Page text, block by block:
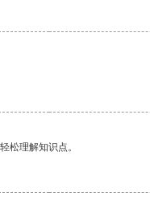
松理解知识点。